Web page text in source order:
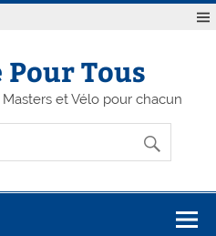
Tous
et Vélo pour chacun